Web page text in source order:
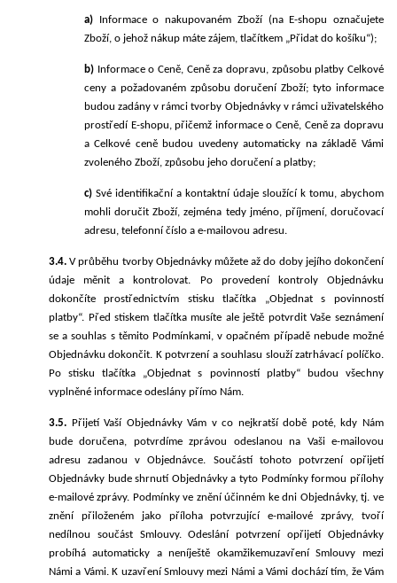
a) Informace o nakupovaném Zboží (na E-shopu označujete
Zboží, o jehož nákup máte zájem, tlačítkem „Přidat do košíku“);
b) Informace o Ceně, Ceně za dopravu, způsobu platby Celkové
ceny a požadovaném způsobu doručení Zboží; tyto informace
budou zadány v rámci tvorby Objednávky v rámci uživatelského
prostředí E-shopu, přičemž informace o Ceně, Ceně za dopravu
a Celkové ceně budou uvedeny automaticky nazákladě Vámi
zvol eného Zboží, způsobu jeho doručení a platby;
c) Své identifikační a kontaktní údaje sloužící k tomu, abychom
mohli doručit Zboží, zejména tedy jméno, příjmení, doručovací
adresu, telefonní číslo a e-mailovou adresu.
3.4. V průběhu tvorby Objednávky můžeteaž do doby jejího dokončení
údaje měnit a kontrolovat. Po provedení kontroly Objednávku
dokončíte prostřednictvím stisku tlačítka „Objednat s povinností
platby“. Před stiskem tlačítka musíte ale ještě potvrdit Vaše seznámení
se a souhlas s těmito Podmínkami, v opačném případě nebude možné
Objednávku dokončit. K potvrzení a souhlasu slouží zatrhávací políčko.
Po stisku tlačítka „Objednat s povinností platby“ budou všechny
vyplněné informace odeslány přímo Nám.
3.5. PřijetíVaší ObjednávkyVám v co nejkratší době poté, kdy Nám
bude doručena, potvrdíme zprávou odeslanou na Vaši e-mailovou
adresu zadanou v Objednávce. Součástí tohotopotvrzení opřijetí
Objednávky bude shrnutí Objednávky a tyto Podmínky formou přílohy
e-mailové zprávy. Podmínky ve znění účinném ke dni Objednávky, tj. ve
znění přiloženém jako příloha potvrzující e-mailové zprávy, tvoří
nedílnou součást Smlouvy.Odeslánípotvrzeníopřijetí Objednávky
probíhá automaticky a neníještě okamžikemuzavření Smlouvy mezi
Námi a Vámi.K uzavření Smlouvy mezi Námi a Vámi dochází tím, že Vám